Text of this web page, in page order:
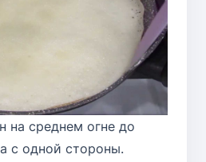
на среднем огне до
с одной стороны.